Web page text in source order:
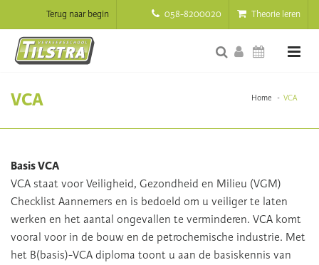
058-8200020 Theorie leren
Terug naar begin
Home VCA
VCA
Basis VCA
VCA staat voor Veiligheid, Gezondheid en Milieu (VGM)
Checklist Aannemers en is bedoeld om u veiliger te laten
werken en het aantal ongevallen te verminderen. VCA komt
vooral voor in de bouw en de petrochemische industrie. Met
het B(basis)-VCA diploma toont u aan de basiskennis van